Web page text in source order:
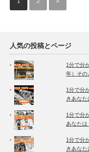
人気の投稿とページ
1分で分
年）その
1分で分
きあなた
1分で分
あなたは
1分で分
きあなた